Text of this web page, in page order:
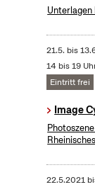
Unterlagen
21.5. bis
14 bis 19
Eintritt frei
Image
22.5.2021